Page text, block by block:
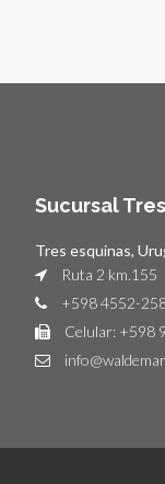
Sucursal
Tres esquinas,
Ruta 2 km.155
+598 4552-
Celular: +598